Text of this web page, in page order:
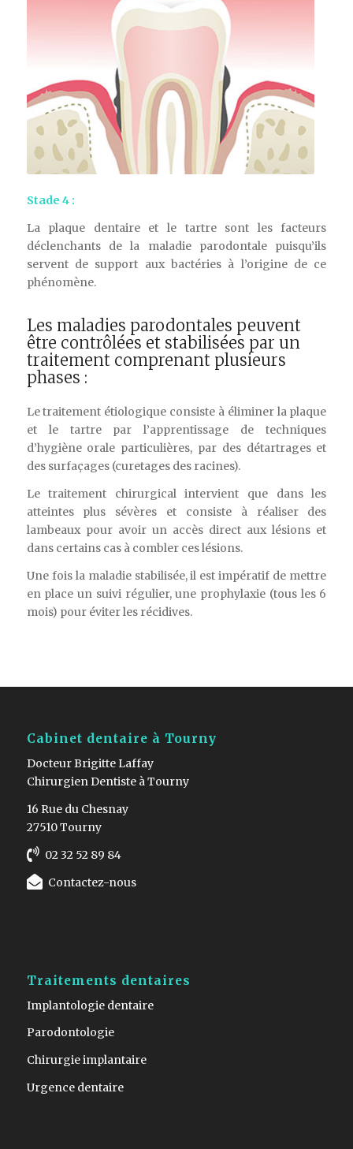
Stade 4 :
La plaque dentaire et le tartre sont les facteurs
déclenchants de la maladie parodontale puisqu’ils
servent de support aux bactéries à l’origine de ce
phénomène.
Les maladies parodontales peuvent
être contrôlées et stabilisées par un
traitement comprenant plusieurs
phases :
Le traitement étiologique consiste à éliminer la plaque
et le tartre par l’apprentissage de techniques
d’hygiène orale particulières, par des détartrages et
des surfaçages (curetages des racines).
Le traitement chirurgical intervient que dans les
atteintes plus sévères et consiste à réaliser des
lambeaux pour avoir un accès direct aux lésions et
dans certains cas à combler ces lésions.
Une fois la maladie stabilisée, il est impératif de mettre
en place un suivi régulier, une prophylaxie (tous les 6
mois) pour éviter les récidives.
Cabinet dentaire à Tourny
Docteur Brigitte Laffay
Chirurgien Dentiste à Tourny
16 Rue du Chesnay
27510 Tourny
02 32 52 89 84
Contactez-nous
Traitements dentaires
Implantologie dentaire
Parodontologie
Chirurgie implantaire
Urgence dentaire